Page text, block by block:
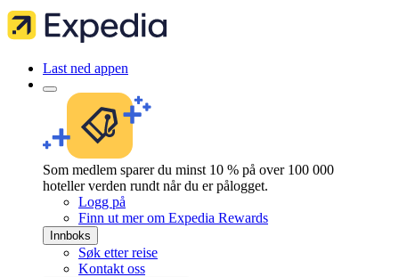
Last ned appen
Som medlem sparer du minst 10 % på over 100 000
hoteller verden rundt når du er pålogget.
Logg på
Finn ut mer om Expedia Rewards
Innboks
Søk etter reise
Kontakt oss